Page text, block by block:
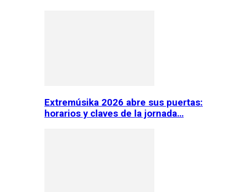
Extremúsika 2026 abre sus puertas:
horarios y claves de la jornada…